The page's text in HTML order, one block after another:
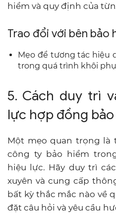
hiểm và quy định của
Trao đổi với bên bảo
Mẹo để tương tác hiệu
trong quá trình khôi
5. Cách duy trì
lực hợp đồng
Một mẹo quan trọng là
công ty bảo hiểm
hiệu lực. Hãy duy trì
xuyên và cung cấp
bất kỳ thắc mắc nào về
đặt câu hỏi và yêu cầu